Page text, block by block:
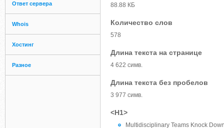
Ответ сервера
Whois
Хостинг
Разное
88.88 КБ
Количество слов
578
Длина текста на странице
4 622 симв.
Длина текста без пробелов
3 977 симв.
<H1>
Multidisciplinary Teams Knock